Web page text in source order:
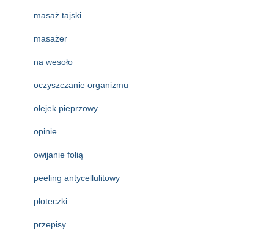
masaż tajski
masażer
na wesoło
oczyszczanie organizmu
olejek pieprzowy
opinie
owijanie folią
peeling antycellulitowy
ploteczki
przepisy